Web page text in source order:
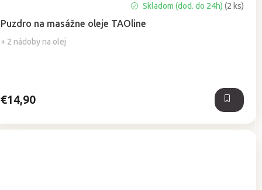
Puzdro na masážne oleje TAOline
+ 2 nádoby na olej
hodnotenie
produktu
je
Skladom (dod. do 24h)(2 ks)
€14,90